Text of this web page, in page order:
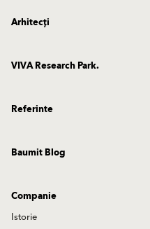
Arhitecți
VIVA Research Park.
Referinte
Baumit Blog
Companie
Istorie